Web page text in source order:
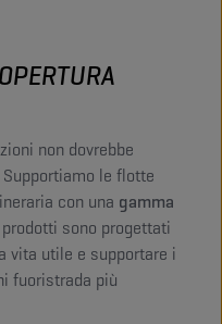
non dovrebbe
le flotte
con una gamma
sono progettati
vita utile e supportare i
fuoristrada più